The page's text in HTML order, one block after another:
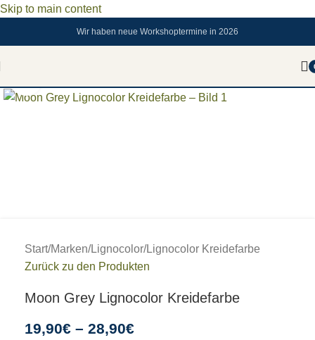
Skip to main content
Wir haben neue Workshoptermine in 2026
Start/Marken/Lignocolor/Lignocolor Kreidefarbe
Zurück zu den Produkten
Moon Grey Lignocolor Kreidefarbe
19,90€ – 28,90€